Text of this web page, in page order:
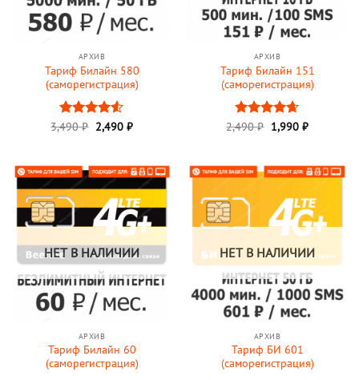
АРХИВ
Тариф Билайн 580
(саморегистрация)
Оценка
3,490₽ Первоначальная
цена
2,490 ₽Текущая
АРХИВ
Тариф Билайн 151
(саморегистрация)
Оценка
2,490₽ Первоначальная
цена
1,990 ₽Текущая
НЕТ В НАЛИЧИИ
АРХИВ
Тариф Билайн 60
(саморегистрация)
НЕТ В НАЛИЧИИ
АРХИВ
Тариф БИ 601
(саморегистрация)